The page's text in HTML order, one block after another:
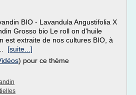
BIO - Lavandula Angustifolia X
Grosso bio Le roll on d'huile
est extraite de nos cultures BIO, à
[suite...]
) pour ce thème